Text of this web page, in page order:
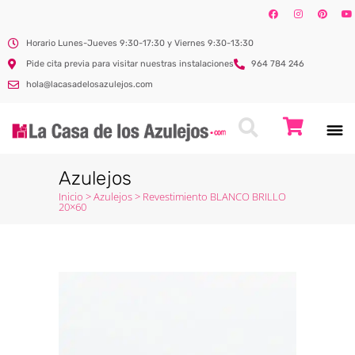
Horario Lunes-Jueves 9:30-17:30 y Viernes 9:30-13:30
Pide cita previa para visitar nuestras instalaciones
964 784 246
hola@lacasadelosazulejos.com
Azulejos
Inicio >Azulejos> Revestimiento BLANCO BRILLO
20×60